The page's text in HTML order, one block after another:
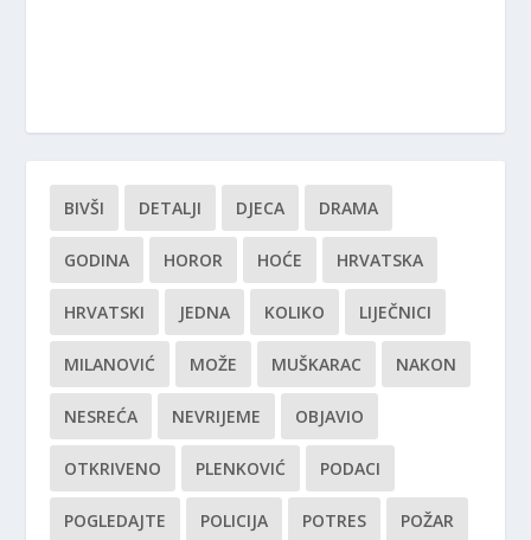
BIVŠI DETALJI DJECA DRAMA
GODINA HOROR HOĆE HRVATSKA
HRVATSKI JEDNA KOLIKO LIJEČNICI
MILANOVIĆ MOŽE MUŠKARAC NAKON
NESREĆA NEVRIJEME OBJAVIO
OTKRIVENO PLENKOVIĆ PODACI
POGLEDAJTE POLICIJA POTRES POŽAR